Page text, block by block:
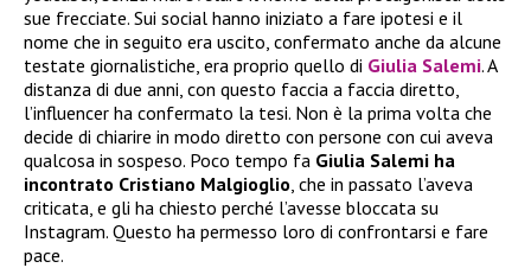
sue frecciate. Sui social hanno iniziato a fare ipotesi e il
nome che in seguito era uscito, confermato anche da alcune
testate giornalistiche, era proprio quello di Giulia Salemi. A
distanza di due anni, con questo faccia a faccia diretto,
l’influencer ha confermato la tesi. Non è la prima volta che
decide di chiarire in modo diretto con persone con cui aveva
qualcosa in sospeso. Poco tempo fa Giulia Salemi ha
incontrato Cristiano Malgioglio, che in passato l’aveva
criticata, e gli ha chiesto perché l’avesse bloccata su
Instagram. Questo ha permesso loro di confrontarsi e fare
pace.